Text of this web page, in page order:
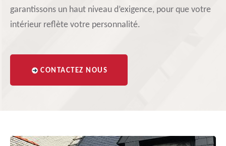
garantissons un haut niveau d’exigence, pour que votre
intérieur reflète votre personnalité.
CONTACTEZ NOUS